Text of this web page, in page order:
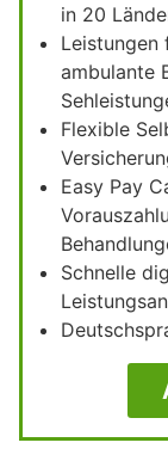
in 20
Leistungen
ambulante
Flexible
Easy Pay
Schnelle